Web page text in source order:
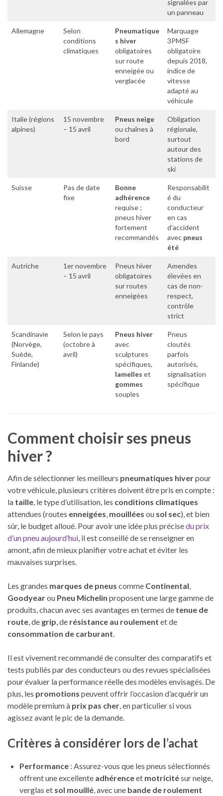
signalées par
un panneau
Allemagne
Selon
conditions
climatiques
Pneumatique
s hiver
obligatoires
sur route
enneigée ou
verglacée
Marquage
3PMSF
obligatoire
depuis 2018,
indice de
vitesse
adapté au
véhicule
Italie (régions
alpines)
15 novembre
– 15 avril
Pneus neige
ou chaînes à
bord
Obligation
régionale,
surtout
autour des
stations de
ski
Suisse
Pas de date
fixe
Bonne
adhérence
requise ;
pneus hiver
fortement
recommandés
Responsabilit
é du
conducteur
en cas
d’accident
avec pneus
été
Autriche
1er novembre
– 15 avril
Pneus hiver
obligatoires
sur routes
enneigées
Amendes
élevées en
cas de non-
respect,
contrôle
strict
Scandinavie
(Norvège,
Suède,
Finlande)
Selon le pays
(octobre à
avril)
Pneus hiver
avec
sculptures
spécifiques,
lamelles et
gommes
souples
Pneus
cloutés
parfois
autorisés,
signalisation
spécifique
Comment choisir ses pneus
hiver ?
Afin de sélectionner les meilleurs pneumatiques hiverpour
votre véhicule, plusieurs critères doivent être pris en compte :
la taille , le type d’utilisation, les conditions climatiques
attendues (routes enneigées mouillées ou sol sec), et bien
sûr, le budget alloué. Pour avoir une idée plus précisedu prix
d’un pneu aujourd’hui , il est conseillé de se renseigner en
amont, afin de mieux planifier votre achat et éviter les
mauvaises surprises.
Les grandes marques de pneus comme Continental
Goodyearou Pneu Michelin proposent une large gamme de
produits, chacun avec ses avantages en termes de tenue de
route , de grip , de résistance au roulement et de
consommation de carburant
Il est vivement recommandé de consulter des comparatifs et
tests publiés par des conducteurs ou des revues spécialisées
pour évaluer la performance réelle des modèles envisagés. De
plus, les promotions peuvent offrir l’occasion d’acquérir un
modèle premium à prix pas cher , en particulier si vous
agissez avant le pic de la demande.
Critères à considérer lors de l’achat
Performance : Assurez-vous que les pneus sélectionnés
offrent une excellente adhérenceet motricitésur neige,
verglas et sol mouillé , avec une bande de roulement